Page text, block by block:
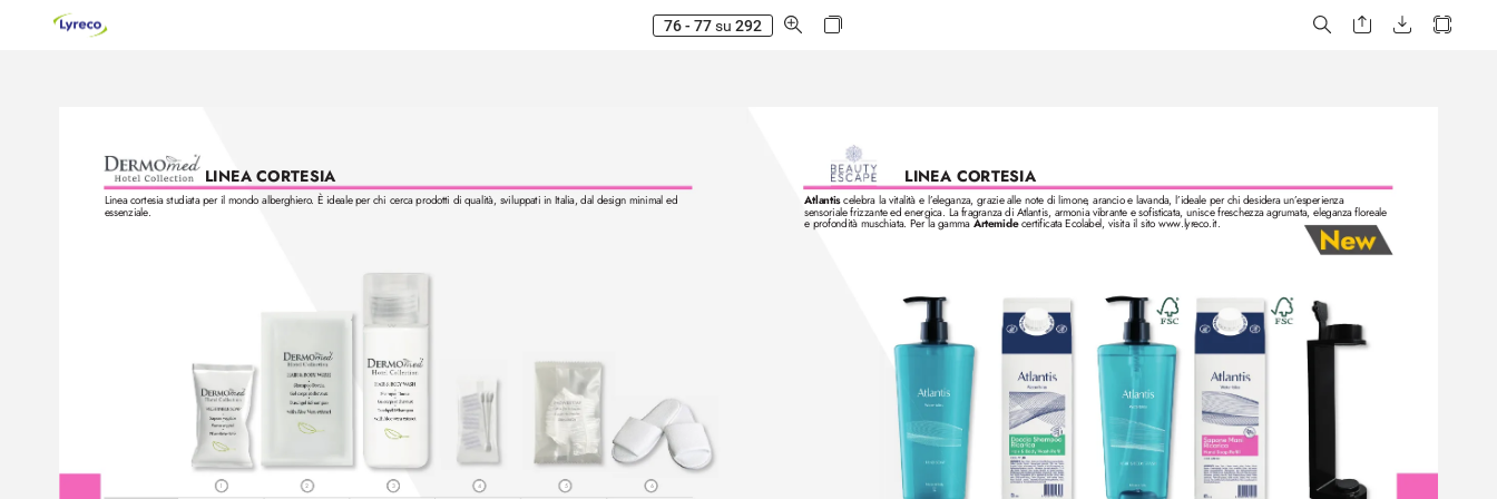
76 - 77 su 292
LINEA CORTESIA
Linea cortesia studiata per il mondo alberghiero. È ideale per chi cerca prodotti di qualità, sviluppati in Italia, dal design minimal ed
essenziale.
2 3 4 5 6
LINEA CORTESIA
Atlantis celebra la vitalità e l’eleganza, grazie alle note di limone, arancio e lavanda, l’ideale per chi desidera un’esperienza
sensoriale frizzante ed energica. La fragranza di Atlantis, armonia vibrante e sofisticata, unisce freschezza agrumata, eleganza floreale
e profondità muschiata. Per la gamma Artemide certificata Ecolabel, visita il sito www.lyreco.it.